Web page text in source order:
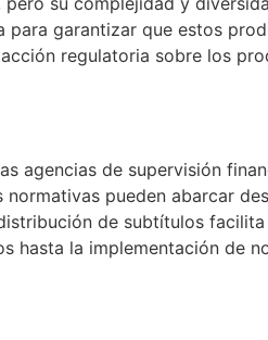
garantizar que estos
regulatoria sobre los
agencias de supervisión
pueden abarcar
de subtítulos
hasta la implementación de